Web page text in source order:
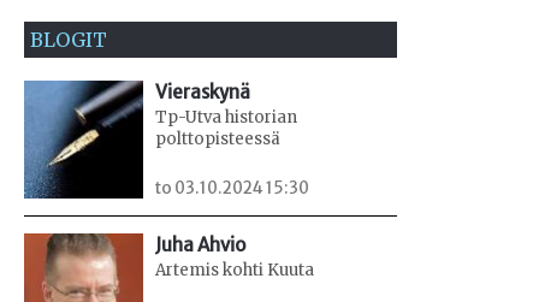
BLOGIT
Vieraskynä
Tp-Utva historian
polttopisteessä
to 03.10.2024 15:30
Juha Ahvio
Artemis kohti Kuuta